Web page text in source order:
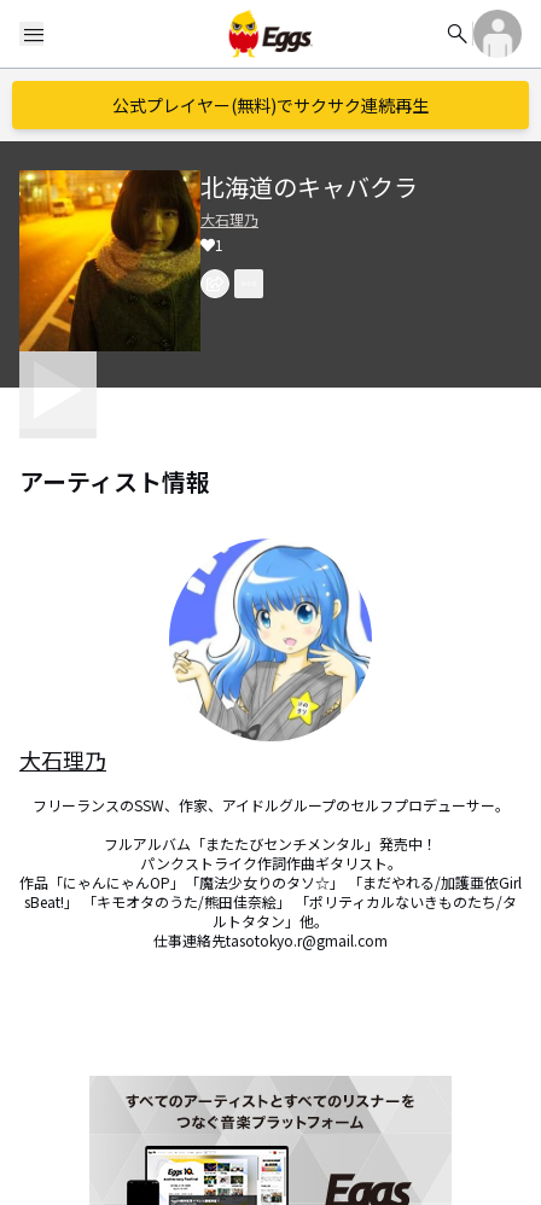
menu search
公式プレイヤー(無料)でサクサク連続再生
北海道のキャバクラ
大石理乃
1
アーティスト情報
大石理乃
フリーランスのSSW、作家、アイドルグループのセルフプロデューサー。
フルアルバム「またたびセンチメンタル」発売中！
パンクストライク作詞作曲ギタリスト。
作品「にゃんにゃんOP」「魔法少女りのタソ☆」 「まだやれる/加護亜依Girl
sBeat!」 「キモオタのうた/熊田佳奈絵」 「ポリティカルないきものたち/タ
ルトタタン」他。
仕事連絡先tasotokyo.r@gmail.com